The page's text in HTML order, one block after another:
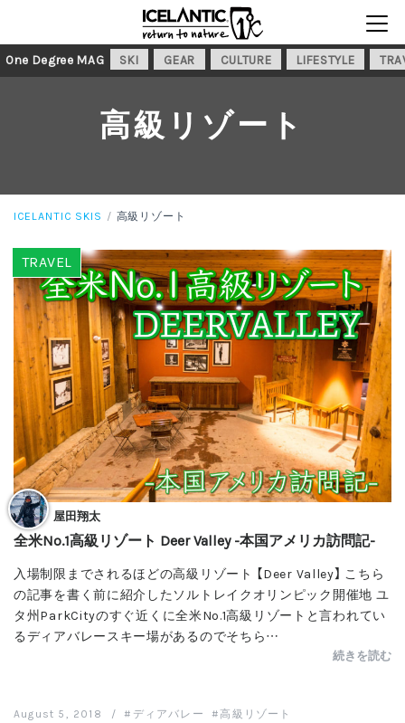
One Degree MAG SKI GEAR CULTURE LIFESTYLE
ICELANTIC SKIS 高級リゾート
高級リゾート
屋田翔太
全米No.1高級リゾート Deer Valley -本国アメリカ訪問記-
TRAVEL
入場制限までされるほどの高級リゾート 【Deer Valley】 こちら
の記事を書く前に紹介したソルトレイクオリンピック開催地 ユ
タ州ParkCityのすぐ近くに全米No.1高級リゾートと言われてい
るディアバレースキー場があるのでそちら…
続きを読む
August 5, 2018 / ディアバレー 高級リゾート